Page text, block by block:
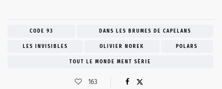
CODE 93 DANS LES BRUMES DE CAPELANS
LES INVISIBLES OLIVIER NOREK POLARS
TOUT LE MONDE MENT SÉRIE
163